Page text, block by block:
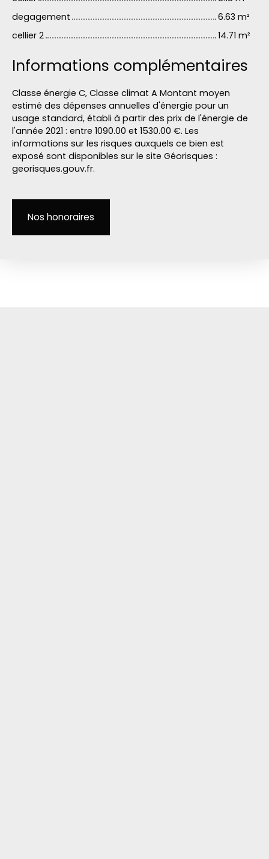
degagement
6.63 m²
cellier 2
14.71 m²
Informations complémentaires
Classe énergie C, Classe climat A Montant moyen
estimé des dépenses annuelles d'énergie pour un
usage standard, établi à partir des prix de l'énergie de
l'année 2021 : entre 1090.00 et 1530.00 €. Les
informations sur les risques auxquels ce bien est
exposé sont disponibles sur le site Géorisques :
georisques.gouv.fr.
Nos honoraires